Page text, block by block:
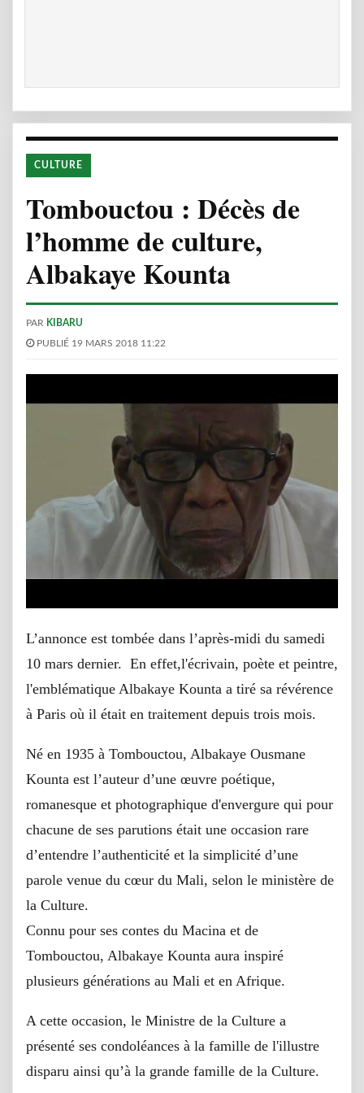
CULTURE
Tombouctou : Décès de
l’homme de culture,
Albakaye Kounta
PAR KIBARU
PUBLIÉ 19 MARS 2018 11:22
L’annonce est tombée dans l’après-midi du samedi
10 mars dernier. En effet,l'écrivain, poète et peintre,
l'emblématique Albakaye Kounta a tiré sa révérence
à Paris où il était en traitement depuis trois mois.
Né en 1935 à Tombouctou, Albakaye Ousmane
Kounta est l’auteur d’une œuvre poétique,
romanesque et photographique d'envergure qui pour
chacune de ses parutions était une occasion rare
d’entendre l’authenticité et la simplicité d’une
parole venue du cœur du Mali, selon le ministère de
la Culture.
Connu pour ses contes du Macina et de
Tombouctou, Albakaye Kounta aura inspiré
plusieurs générations au Mali et en Afrique.
A cette occasion, le Ministre de la Culture a
présenté ses condoléances à la famille de l'illustre
disparu ainsi qu’à la grande famille de la Culture.